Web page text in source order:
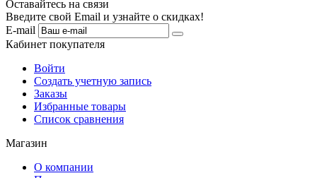
Оставайтесь на связи
Введите свой Email и узнайте о скидках!
E-mail
Кабинет покупателя
Войти
Создать учетную запись
Заказы
Избранные товары
Список сравнения
Магазин
О компании